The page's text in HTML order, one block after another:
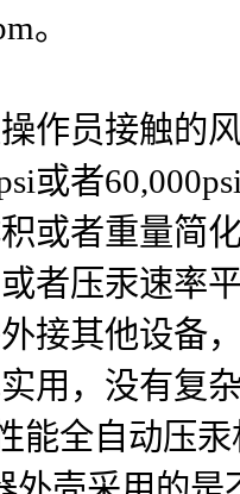
。
作员接触的
或者
或者重量简
者压汞速率
接其他设备
用，没有复
能全自动压